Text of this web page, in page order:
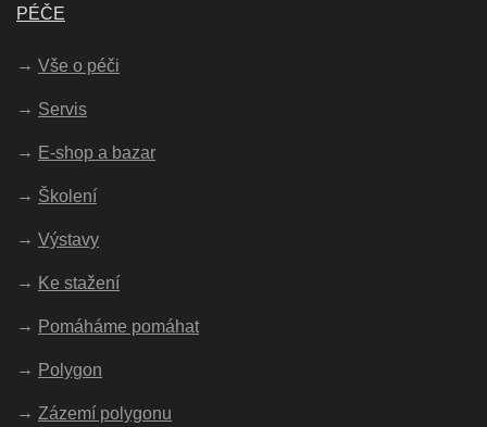
PÉČE
Vše o péči
Servis
E-shop a bazar
Školení
Výstavy
Ke stažení
Pomáháme pomáhat
Polygon
Zázemí polygonu